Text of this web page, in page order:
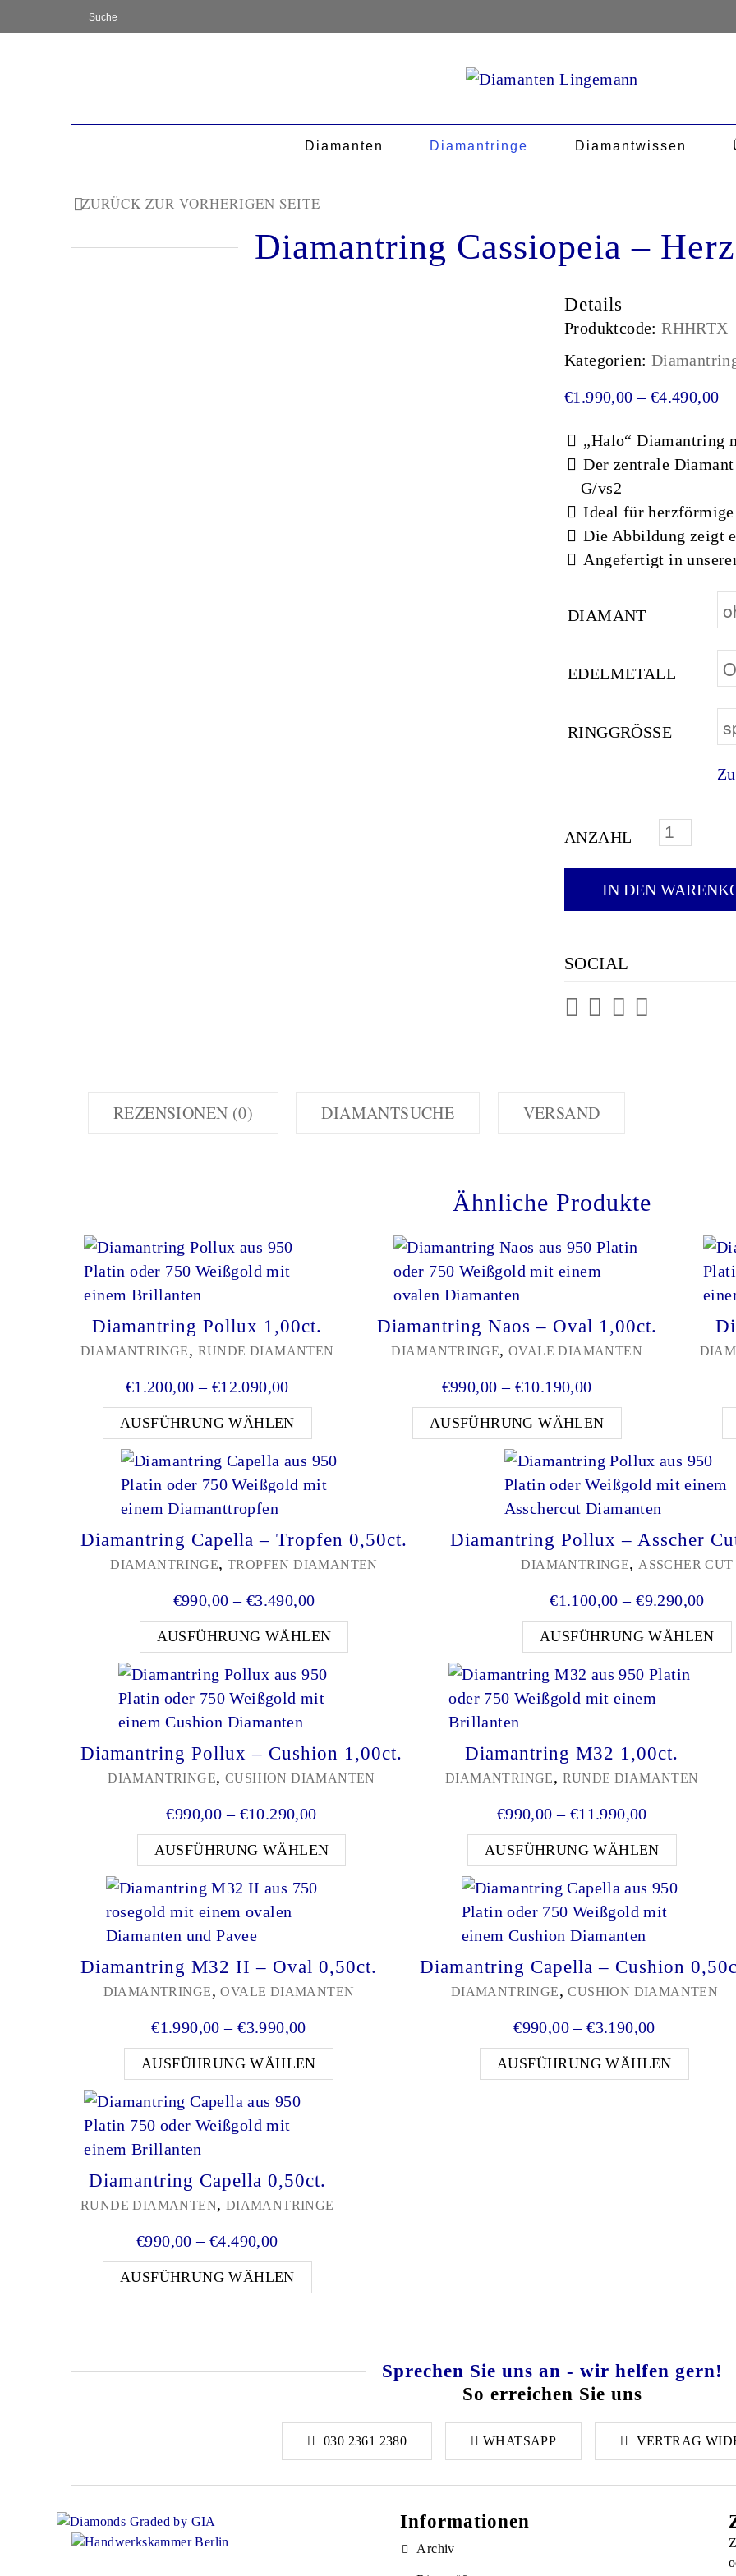
Diamanten Diamantringe Diamantwissen
Diamantring Cassiopeia –
ZURÜCK ZUR VORHERIGEN SEITE
Details
Produktcode:RHHRTX
Kategorien:
€1.990,00 – €4.490,00
„Halo“ Diamantring
Der zentrale
G/vs2
Ideal für
Die Abbildung zeigt
Angefertigt in
DIAMANT
EDELMETALL
RINGGRÖSSE
ANZAHL
IN DEN
SOCIAL
REZENSIONEN (0) DIAMANTSUCHE VERSAND
Ähnliche Produkte
Diamantring Pollux 1,00ct.
DIAMANTRINGE, RUNDE DIAMANTEN
€1.200,00 – €12.090,00Preisspanne: €1.200,00 bis €12.090,00
AUSFÜHRUNG WÄHLEN Dieses Produkt weist mehrere Varianten auf. Die Optionen
Diamantring Naos – Oval 1,00ct.
DIAMANTRINGE, OVALE DIAMANTEN
€990,00 – €10.190,00Preisspanne:
AUSFÜHRUNG WÄHLEN Dieses
Diamantring Capella – Tropfen 0,50ct.
DIAMANTRINGE, TROPFEN DIAMANTEN
€990,00 – €3.490,00Preisspanne: €990,00 bis €3.490,00
AUSFÜHRUNG WÄHLEN Dieses Produkt weist mehrere Varianten auf. Die
Diamantring Pollux – Asscher
DIAMANTRINGE, ASSCHER CUT
€1.100,00 –€9.290,00
AUSFÜHRUNG WÄHLEN
Diamantring Pollux – Cushion 1,00ct.
DIAMANTRINGE, CUSHION DIAMANTEN
€990,00 – €10.290,00Preisspanne: €990,00 bis €10.290,00
AUSFÜHRUNG WÄHLEN Dieses Produkt weist mehrere Varianten auf. Die
Diamantring M32 1,00ct.
DIAMANTRINGE, RUNDE DIAMANTEN
€990,00 – €11.990,00
AUSFÜHRUNG WÄHLEN
Diamantring M32 II – Oval 0,50ct.
DIAMANTRINGE,OVALE DIAMANTEN
€1.990,00 –€3.990,00Preisspanne: €1.990,00 bis €3.990,00
AUSFÜHRUNG WÄHLEN Dieses Produkt weist mehrere Varianten auf. Die
Diamantring Capella – Cushion
DIAMANTRINGE,CUSHION DIAMANTEN
€990,00 –€3.190,00
AUSFÜHRUNG WÄHLEN
Diamantring Capella 0,50ct.
RUNDE DIAMANTEN, DIAMANTRINGE
€990,00 –€4.490,00Preisspanne: €990,00 bis €4.490,00
AUSFÜHRUNG WÄHLEN
Sprechen Sie uns an - wir helfen gern!
So erreichen Sie uns
030 2361 2380 WHATSAPP VERTRAG
Informationen
Archiv